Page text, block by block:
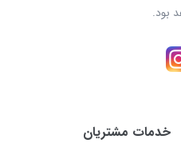
بود.
خدمات مشتریان